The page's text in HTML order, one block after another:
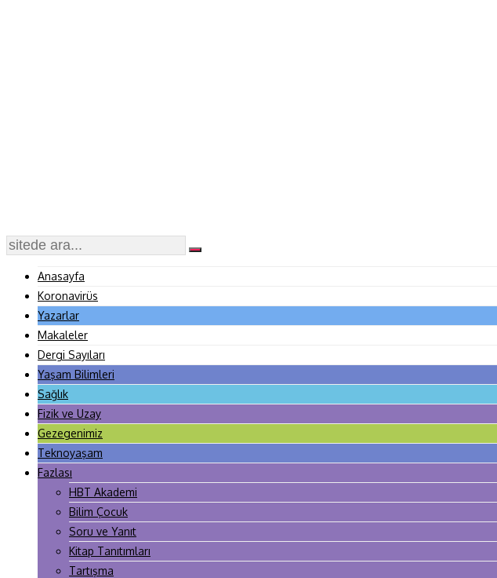
Anasayfa
Koronavirüs
Yazarlar
Makaleler
Dergi Sayıları
Yaşam Bilimleri
Sağlık
Fizik ve Uzay
Gezegenimiz
Teknoyaşam
Fazlası
HBT Akademi
Bilim Çocuk
Soru ve Yanıt
Kitap Tanıtımları
Tartışma